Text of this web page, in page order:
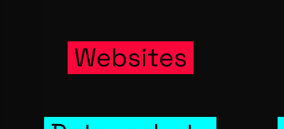
Web­sites